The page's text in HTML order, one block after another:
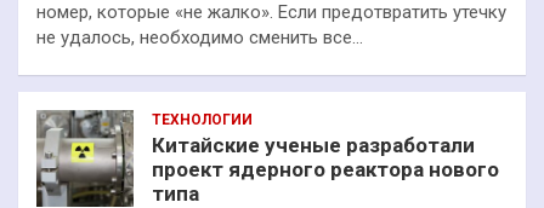
номер, которые «не жалко». Если предотвратить утечку
не удалось, необходимо сменить все…
ТЕХНОЛОГИИ
Китайские ученые разработали
проект ядерного реактора нового
типа